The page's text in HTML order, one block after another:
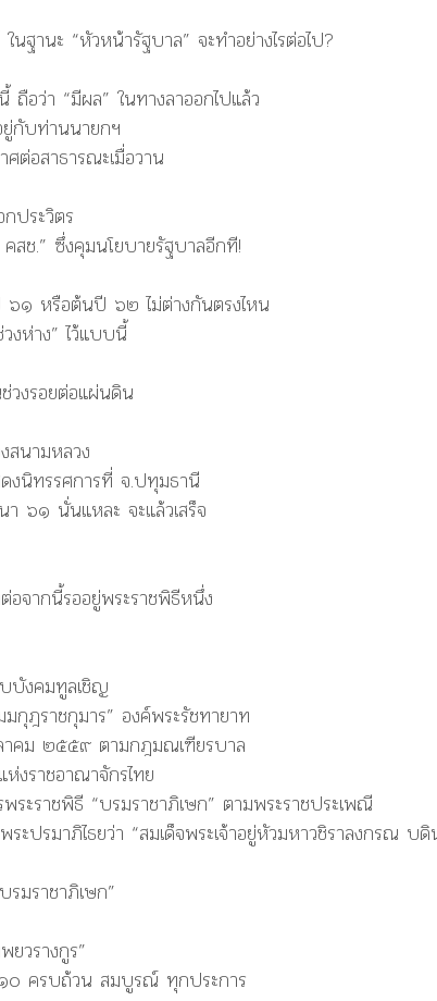
ฐานะ “หัวหน้ารัฐบาล” จะทำอย่างไรต่อไป?
ถือว่า “มีผล” ในทางลาออกไปแล้ว
กับท่านนายกฯ
ต่อสาธารณะเมื่อวาน
ประวิตร
สช.” ซึ่งคุมนโยบายรัฐบาลอีกที!
๖๑ หรือต้นปี ๖๒ ไม่ต่างกันตรงไหน
งห่าง” ไว้แบบนี้
วงรอยต่อแผ่นดิน
สนามหลวง
งนิทรรศการที่ จ.ปทุมธานี
๖๑ นั่นแหละ จะแล้วเสร็จ
อจากนี้รออยู่พระราชพิธีหนึ่ง
บังคมทูลเชิญ
กุฎราชกุมาร” องค์พระรัชทายาท
าคม ๒๕๕๙ ตามกฎมณเฑียรบาล
งราชอาณาจักรไทย
ระราชพิธี “บรมราชาภิเษก” ตามพระราชประเพณี
ระปรมาภิไธยว่า “สมเด็จพระเจ้าอยู่หัวมหาวชิราลงกรณ บ
มราชาภิเษก”
วรางกูร”
๑๐ ครบถ้วน สมบูรณ์ ทุกประการ